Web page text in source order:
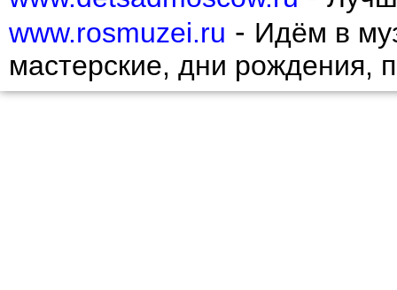
www.rosmuzei.ru - Идём в
мастерские, дни рождения,